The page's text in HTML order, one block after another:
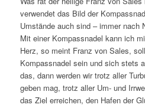
verwendet das Bild der
Umstände auch sind – immer nach
Mit einer Kompassnadel kann ich
Herz, so meint Franz von Sales,
Kompassnadel sein und sich stets
das, dann werden wir trotz aller
geben mag, trotz aller Um- und
das Ziel erreichen, den Hafen der